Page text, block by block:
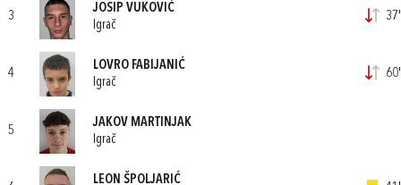
3
JOSIP VUKOVIĆ
Igrač
37'
4
LOVRO FABIJANIĆ
Igrač
60'
5
JAKOV MARTINJAK
Igrač
LEON ŠPOLJARIĆ